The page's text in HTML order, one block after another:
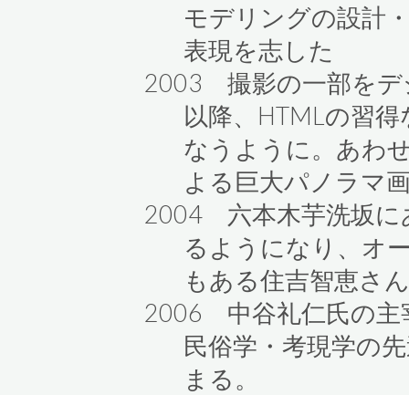
モデリングの設計
表現を志した
2003 撮影の一部をデ
以降、HTMLの習
なうように。あわ
よる巨大パノラマ
2004 六本木芋洗坂に
るようになり、オ
もある住吉智恵さ
2006 中谷礼仁氏の主
民俗学・考現学の
まる。